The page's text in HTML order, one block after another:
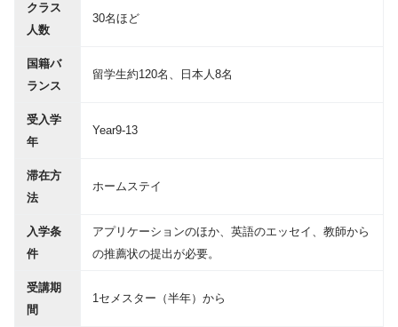
クラス
人数
30名ほど
国籍バ
ランス
留学生約120名、日本人8名
受入学
年
Year9-13
滞在方
法
ホームステイ
入学条
件
アプリケーションのほか、英語のエッセイ、教師から
の推薦状の提出が必要。
受講期
間
1セメスター（半年）から